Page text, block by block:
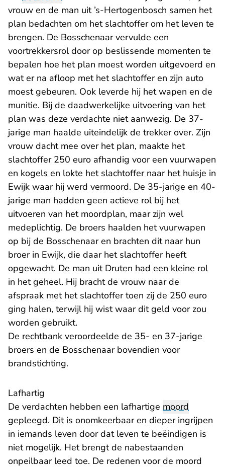
vrouw en de man uit ’s-Hertogenbosch samen het
plan bedachten om het slachtoffer om het leven te
brengen. De Bosschenaar vervulde een
voortrekkersrol door op beslissende momenten te
bepalen hoe het plan moest worden uitgevoerd en
wat er na afloop met het slachtoffer en zijn auto
moest gebeuren. Ook leverde hij het wapen en de
munitie. Bij de daadwerkelijke uitvoering van het
plan was deze verdachte niet aanwezig. De 37-
jarige man haalde uiteindelijk de trekker over. Zijn
vrouw dacht mee over het plan, maakte het
slachtoffer 250 euro afhandig voor een vuurwapen
en kogels en lokte het slachtoffer naar het huisje in
Ewijk waar hij werd vermoord. De 35-jarige en 40-
jarige man hadden geen actieve rol bij het
uitvoeren van het moordplan, maar zijn wel
medeplichtig. De broers haalden het vuurwapen
op bij de Bosschenaar en brachten dit naar hun
broer in Ewijk, die daar het slachtoffer heeft
opgewacht. De man uit Druten had een kleine rol
in het geheel. Hij bracht de vrouw naar de
afspraak met het slachtoffer toen zij de 250 euro
ging halen, terwijl hij wist waar dit geld voor zou
worden gebruikt.
De rechtbank veroordeelde de 35- en 37-jarige
broers en de Bosschenaar bovendien voor
brandstichting.
Lafhartig
De verdachten hebben een lafhartige moord
gepleegd. Dit is onomkeerbaar en dieper ingrijpen
in iemands leven door dat leven te beëindigen is
niet mogelijk. Het brengt de nabestaanden
onpeilbaar leed toe. De redenen voor de moord